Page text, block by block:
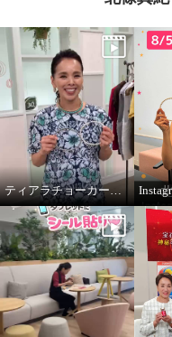
ティアラチョーカーをご紹介します♪